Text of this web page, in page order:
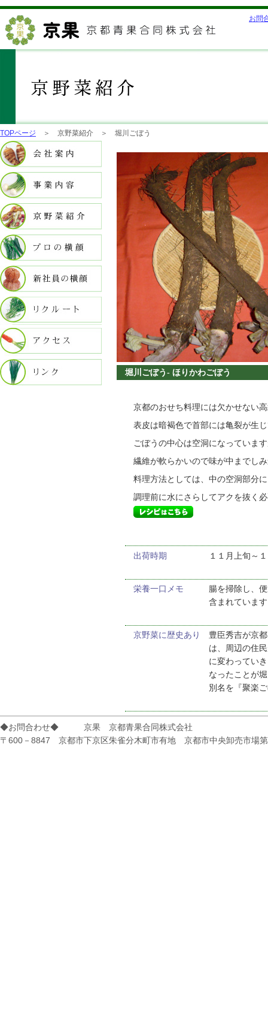
お問
TOPページ ＞ 京野菜紹介 ＞ 堀川ごぼう
堀川ごぼう- ほりかわごぼう
京都のおせち料理には欠かせない
表皮は暗褐色で首部には亀裂が生
ごぼうの中心は空洞になっていま
繊維が軟らかいので味が中までし
料理方法としては、中の空洞部分
調理前に水にさらしてアクを抜く
出荷時期 １１月上旬～
栄養一口メモ
腸を掃除し、
含まれていま
京野菜に歴史あり
豊臣秀吉が京
は、周辺の住
に変わってい
なったことが
別名を『聚楽
◆お問合わせ◆ 京果 京都青果合同株式会社
〒600－8847 京都市下京区朱雀分木町市有地 京都市中央卸売市